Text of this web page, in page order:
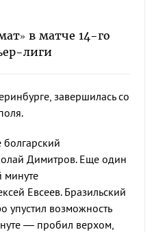
в матче 14-го
лиги
завершилась со
Димитров. Еще один
минуте
Евсеев. Бразильский
упустил возможность
— пробил верхом,